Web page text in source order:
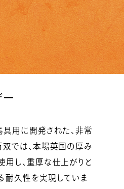
用に開発された、非常
では、本場英国の厚み
し、重厚な仕上がりと
耐久性を実現していま